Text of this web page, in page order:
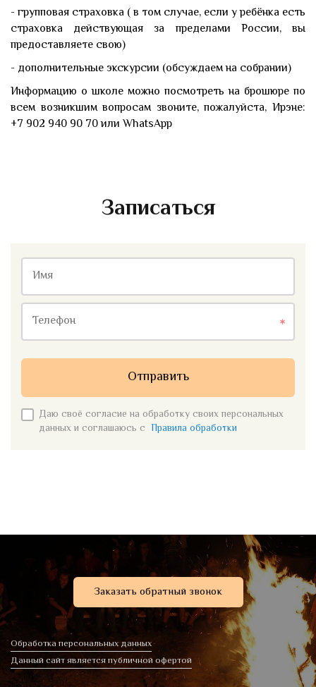
- групповая страховка ( в том случае, если у ребёнка есть
страховка действующая за пределами России, вы
предоставляете свою)
- дополнительные экскурсии (обсуждаем на собрании)
Информацию о школе можно посмотреть на брошюре по
всем возникшим вопросам звоните, пожалуйста, Ирэне:
+7 902 940 90 70 или WhatsApp
Записаться
Имя
Телефон
Отправить
Даю своё согласие на обработку своих персональных
данных и соглашаюсь с Правила обработки
Заказать обратный звонок
Обработка персональных данных
Данный сайт является публичной офертой